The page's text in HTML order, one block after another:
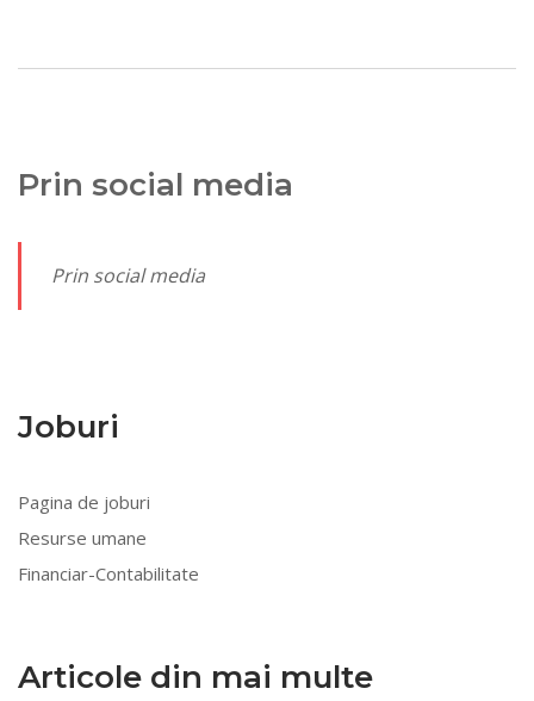
Prin social media
Prin social media
Joburi
Pagina de joburi
Resurse umane
Financiar-Contabilitate
Articole din mai multe